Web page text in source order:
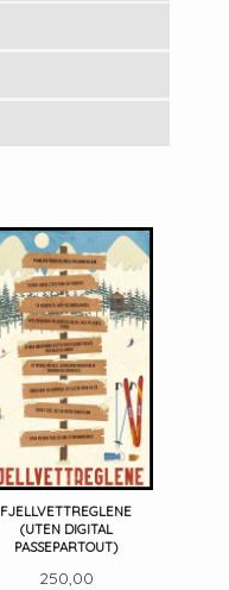
FJELLVETTREGLENE
(UTEN DIGITAL
PASSEPARTOUT)
Pris
250,00